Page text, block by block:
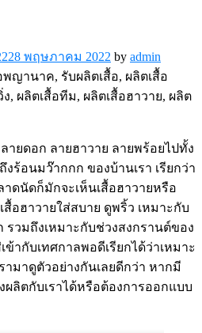
28 พฤษภาคม 2022 by admin
ยดอก ลายฮาวาย ลายพร้อยไปทั้ง
ร้อนมว๊ากกก ของบ้านเรา เรียกว่า
ดนัดก็มักจะเห็นเสื้อฮาวายหรือ
สื้อฮาวายใส่สบาย ดูพริ้ว เหมาะกับ
รวมถึงเหมาะกับช่วงสงกรานต์ของ
ข้ากับเทศกาลพอดีเรียกได้ว่าเหมาะ
ามาดูตัวอย่างกันเลยดีกว่า หากมี
ลิตกับเราได้หรือต้องการออกแบบ